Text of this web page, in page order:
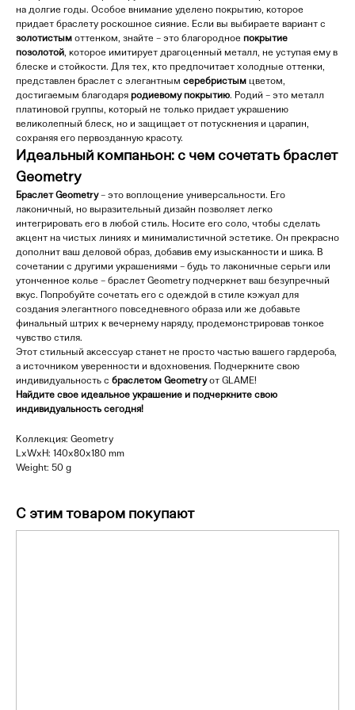
на долгие годы. Особое внимание уделено покрытию, которое
придает браслету роскошное сияние. Если вы выбираете вариант с
золотистым оттенком, знайте – это благородное покрытие
позолотой, которое имитирует драгоценный металл, не уступая ему в
блеске и стойкости. Для тех, кто предпочитает холодные оттенки,
представлен браслет с элегантным серебристым цветом,
достигаемым благодаря родиевому покрытию. Родий – это металл
платиновой группы, который не только придает украшению
великолепный блеск, но и защищает от потускнения и царапин,
сохраняя его первозданную красоту.
Идеальный компаньон: с чем сочетать браслет
Geometry
Браслет Geometry– это воплощение универсальности. Его
лаконичный, но выразительный дизайн позволяет легко
интегрировать его в любой стиль. Носите его соло, чтобы сделать
акцент на чистых линиях и минималистичной эстетике. Он прекрасно
дополнит ваш деловой образ, добавив ему изысканности и шика. В
сочетании с другими украшениями – будь то лаконичные серьги или
утонченное колье – браслет Geometry подчеркнет ваш безупречный
вкус. Попробуйте сочетать его с одеждой в стиле кэжуал для
создания элегантного повседневного образа или же добавьте
финальный штрих к вечернему наряду, продемонстрировав тонкое
чувство стиля.
Этот стильный аксессуар станет не просто частью вашего гардероба,
а источником уверенности и вдохновения. Подчеркните свою
индивидуальность с браслетом Geometryот GLAME!
Найдите свое идеальное украшение и подчеркните свою
индивидуальность сегодня!
Коллекция: Geometry
LxWxH: 140x80x180 mm
Weight: 50 g
С этим товаром покупают